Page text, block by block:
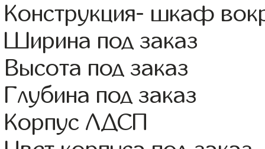
Конструкция- шкаф
Ширина под заказ
Высота под заказ
Глубина под заказ
Корпус ЛДСП